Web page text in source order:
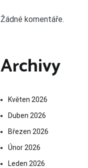
Žádné komentáře.
Archivy
Květen 2026
Duben 2026
Březen 2026
Únor 2026
Leden 2026